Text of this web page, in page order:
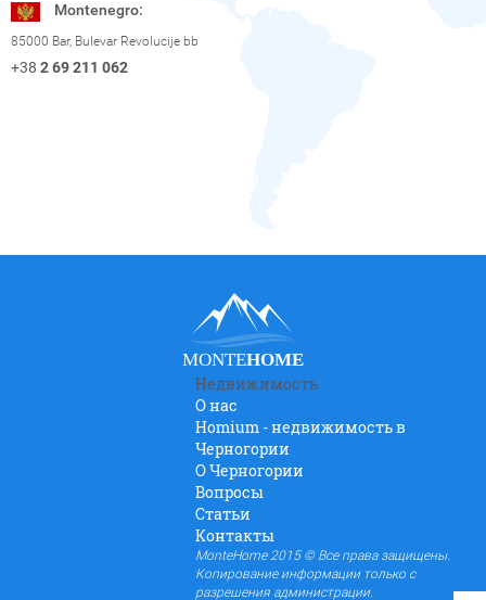
Montenegro:
85000 Bar, Bulevar Revolucije bb
+38 2 69 211 062
MONTEHOME
Недвижимость
О нас
Homium - недвижимость в
Черногории
O Черногории
Вопросы
Статьи
Контакты
MonteHome 2015 © Все права защищены.
Копирование информации только с
разрешения администрации.